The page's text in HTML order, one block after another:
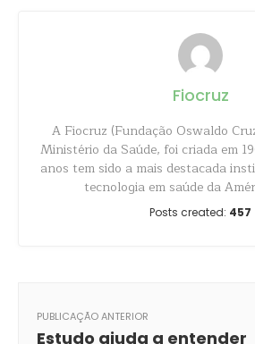
Fiocruz
A Fiocruz (Fundação Oswaldo
Ministério da Saúde, foi criada em
anos tem sido a mais destacada
tecnologia em saúde da
Posts created: 457
PUBLICAÇÃO ANTERIOR
Estudo ajuda a entender